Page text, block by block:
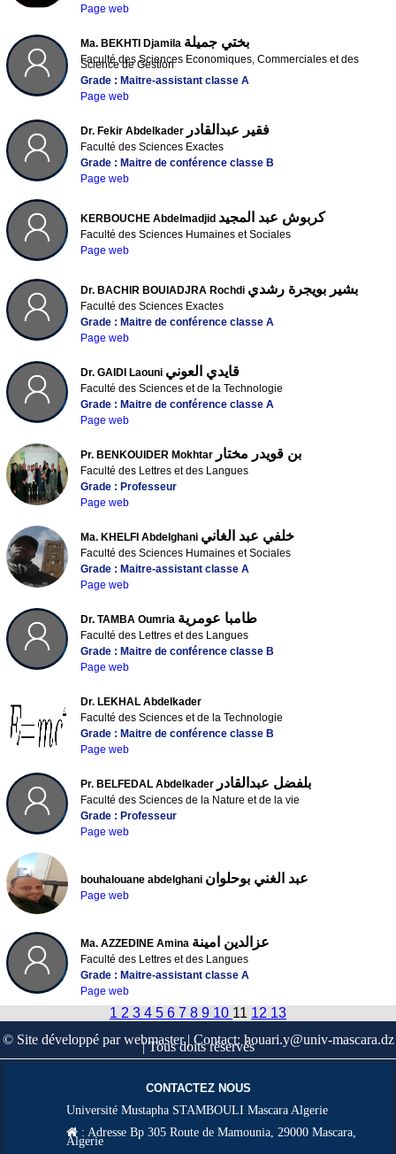
Page web
Ma. BEKHTI Djamila بختي جميلة
Faculté des Sciences Economiques, Commerciales et des
Science de Gestion
Grade : Maitre-assistant classe A
Page web
Dr. Fekir Abdelkader فقير عبدالقادر
Faculté des Sciences Exactes
Grade : Maitre de conférence classe B
Page web
KERBOUCHE Abdelmadjid كربوش عبد المجيد
Faculté des Sciences Humaines et Sociales
Page web
Dr. BACHIR BOUIADJRA Rochdi بشير بويجرة رشدي
Faculté des Sciences Exactes
Grade : Maitre de conférence classe A
Page web
Dr. GAIDI Laouni قايدي العوني
Faculté des Sciences et de la Technologie
Grade : Maitre de conférence classe A
Page web
Pr. BENKOUIDER Mokhtar بن قويدر مختار
Faculté des Lettres et des Langues
Grade : Professeur
Page web
Ma. KHELFI Abdelghani خلفي عبد الغاني
Faculté des Sciences Humaines et Sociales
Grade : Maitre-assistant classe A
Page web
Dr. TAMBA Oumria طامبا عومرية
Faculté des Lettres et des Langues
Grade : Maitre de conférence classe B
Page web
Dr. LEKHAL Abdelkader
Faculté des Sciences et de la Technologie
Grade : Maitre de conférence classe B
Page web
Pr. BELFEDAL Abdelkader بلفضل عبدالقادر
Faculté des Sciences de la Nature et de la vie
Grade : Professeur
Page web
bouhalouane abdelghani عبد الغني بوحلوان
Page web
Ma. AZZEDINE Amina عزالدين امينة
Faculté des Lettres et des Langues
Grade : Maitre-assistant classe A
Page web
1 2 3 4 5 6 7 8 9 10 11 12 13
© Site développé par webmaster | Contact: houari.y@univ-mascara.dz
| Tous doits réservés
CONTACTEZ NOUS
Université Mustapha STAMBOULI Mascara Algerie
: Adresse Bp 305 Route de Mamounia, 29000 Mascara,
Algerie